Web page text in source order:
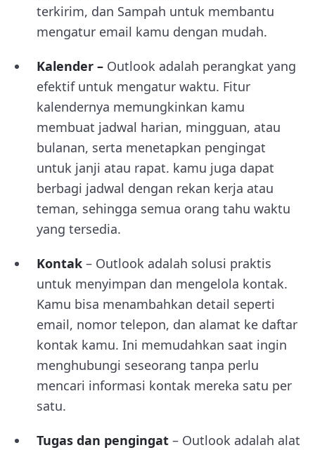
terkirim, dan Sampah untuk membantu
mengatur email kamu dengan mudah.
Kalender – Outlook adalah perangkat yang
efektif untuk mengatur waktu. Fitur
kalendernya memungkinkan kamu
membuat jadwal harian, mingguan, atau
bulanan, serta menetapkan pengingat
untuk janji atau rapat. kamu juga dapat
berbagi jadwal dengan rekan kerja atau
teman, sehingga semua orang tahu waktu
yang tersedia.
Kontak – Outlook adalah solusi praktis
untuk menyimpan dan mengelola kontak.
Kamu bisa menambahkan detail seperti
email, nomor telepon, dan alamat ke daftar
kontak kamu. Ini memudahkan saat ingin
menghubungi seseorang tanpa perlu
mencari informasi kontak mereka satu per
satu.
Tugas dan pengingat – Outlook adalah alat